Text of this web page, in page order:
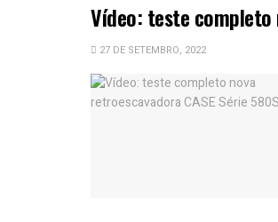
Vídeo: teste completo
27 DE SETEMBRO, 2022